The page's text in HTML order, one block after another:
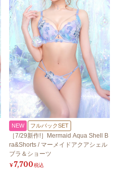
NEW フルバックSET
［7/29新作!］Mermaid Aqua Shell B
ra&Shorts / マーメイドアクアシェル
ブラ＆ショーツ
¥7,700税込